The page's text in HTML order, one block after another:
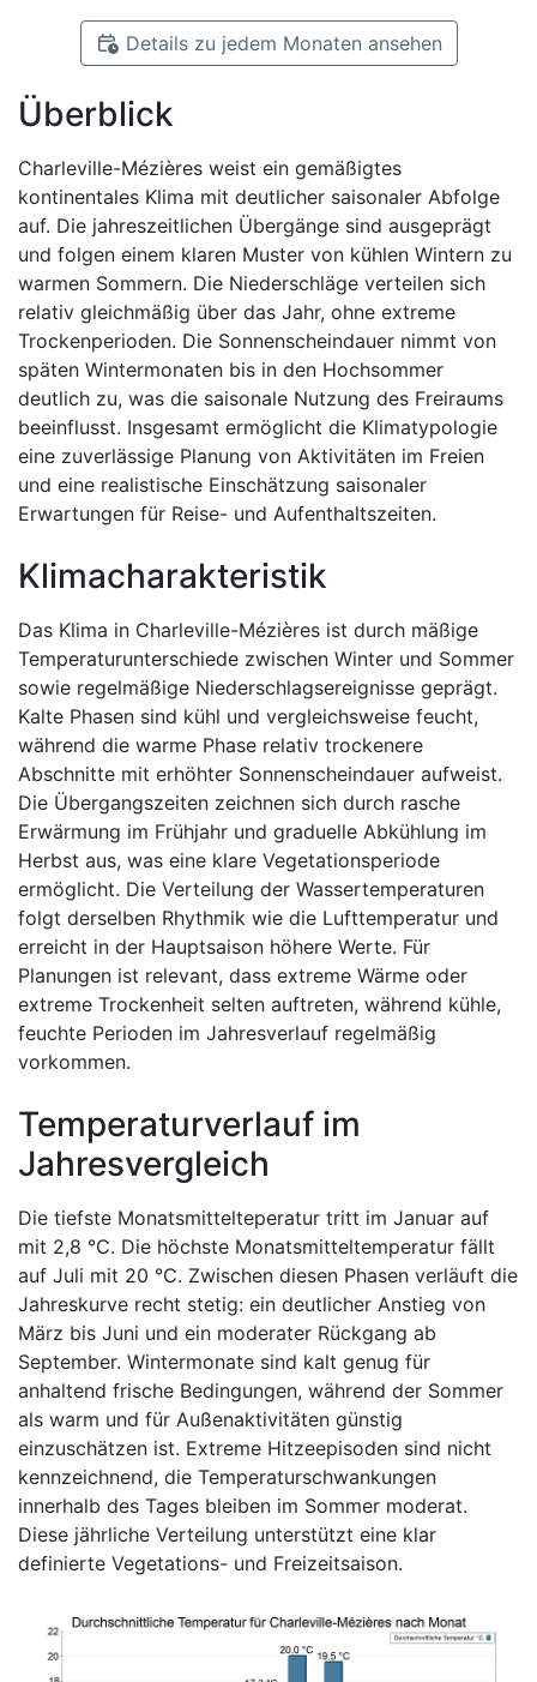
Details zu jedem Monaten ansehen
Überblick
Charleville-Mézières weist ein gemäßigtes
kontinentales Klima mit deutlicher saisonaler Abfolge
auf. Die jahreszeitlichen Übergänge sind ausgeprägt
und folgen einem klaren Muster von kühlen Wintern zu
warmen Sommern. Die Niederschläge verteilen sich
relativ gleichmäßig über das Jahr, ohne extreme
Trockenperioden. Die Sonnenscheindauer nimmt von
späten Wintermonaten bis in den Hochsommer
deutlich zu, was die saisonale Nutzung des Freiraums
beeinflusst. Insgesamt ermöglicht die Klimatypologie
eine zuverlässige Planung von Aktivitäten im Freien
und eine realistische Einschätzung saisonaler
Erwartungen für Reise- und Aufenthaltszeiten.
Klimacharakteristik
Das Klima in Charleville-Mézières ist durch mäßige
Temperaturunterschiede zwischen Winter und Sommer
sowie regelmäßige Niederschlagsereignisse geprägt.
Kalte Phasen sind kühl und vergleichsweise feucht,
während die warme Phase relativ trockenere
Abschnitte mit erhöhter Sonnenscheindauer aufweist.
Die Übergangszeiten zeichnen sich durch rasche
Erwärmung im Frühjahr und graduelle Abkühlung im
Herbst aus, was eine klare Vegetationsperiode
ermöglicht. Die Verteilung der Wassertemperaturen
folgt derselben Rhythmik wie die Lufttemperatur und
erreicht in der Hauptsaison höhere Werte. Für
Planungen ist relevant, dass extreme Wärme oder
extreme Trockenheit selten auftreten, während kühle,
feuchte Perioden im Jahresverlauf regelmäßig
vorkommen.
Temperaturverlauf im
Jahresvergleich
Die tiefste Monatsmittelteperatur tritt im Januar auf
mit 2,8 °C. Die höchste Monatsmitteltemperatur fällt
auf Juli mit 20 °C. Zwischen diesen Phasen verläuft die
Jahreskurve recht stetig: ein deutlicher Anstieg von
März bis Juni und ein moderater Rückgang ab
September. Wintermonate sind kalt genug für
anhaltend frische Bedingungen, während der Sommer
als warm und für Außenaktivitäten günstig
einzuschätzen ist. Extreme Hitzeepisoden sind nicht
kennzeichnend, die Temperaturschwankungen
innerhalb des Tages bleiben im Sommer moderat.
Diese jährliche Verteilung unterstützt eine klar
definierte Vegetations- und Freizeitsaison.